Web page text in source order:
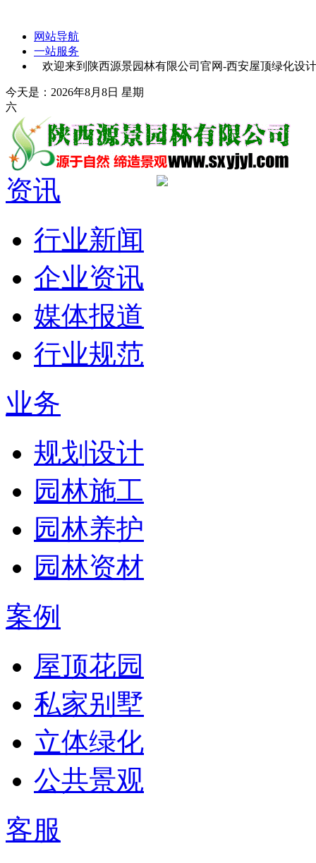
网站导航
一站服务
欢迎来到陕西源景园林有限公司官网-西安屋顶绿化设
今天是：2026年8月8日 星期
六
资讯
行业新闻
企业资讯
媒体报道
行业规范
业务
规划设计
园林施工
园林养护
园林资材
案例
屋顶花园
私家别墅
立体绿化
公共景观
客服